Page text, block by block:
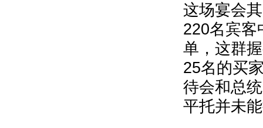
这场宴会
220名宾客
单，这群
25名的买
待会和总
平托并未